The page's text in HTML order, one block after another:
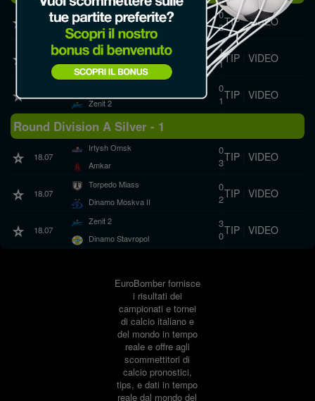
25.07
Dinamo Moskva II
Tyumen
0
2TIP|VIDEO
25.07
Dinamo Stavropol
Irtysh Omsk
1
1TIP| VIDEO
25.07
Zenit 2
0
1TIP| VIDEO
Round Division A Silver - 1
18.07
Irtysh Omsk
Amkar
0
3TIP| VIDEO
18.07
Torpedo Miass
Dinamo Moskva II
0
2TIP| VIDEO
18.07
Zenit 2
Dinamo Stavropol
3
0TIP| VIDEO
EuroBomber fornisce
i risultati dei
campionati e tornei
di calcio italiano e
del mondo in tempo
reale e offre agli
scommettitori di
calcio pronostici,
tips, e dati in tempo
reale dal mondo del